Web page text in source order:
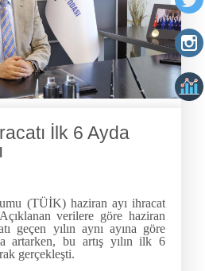
İlk 6 Ayda
(TÜİK) haziran ayı ihracat
Açıklanan verilere göre haziran
geçen yılın aynı ayına göre
artarken, bu artış yılın ilk 6
gerçekleşti.